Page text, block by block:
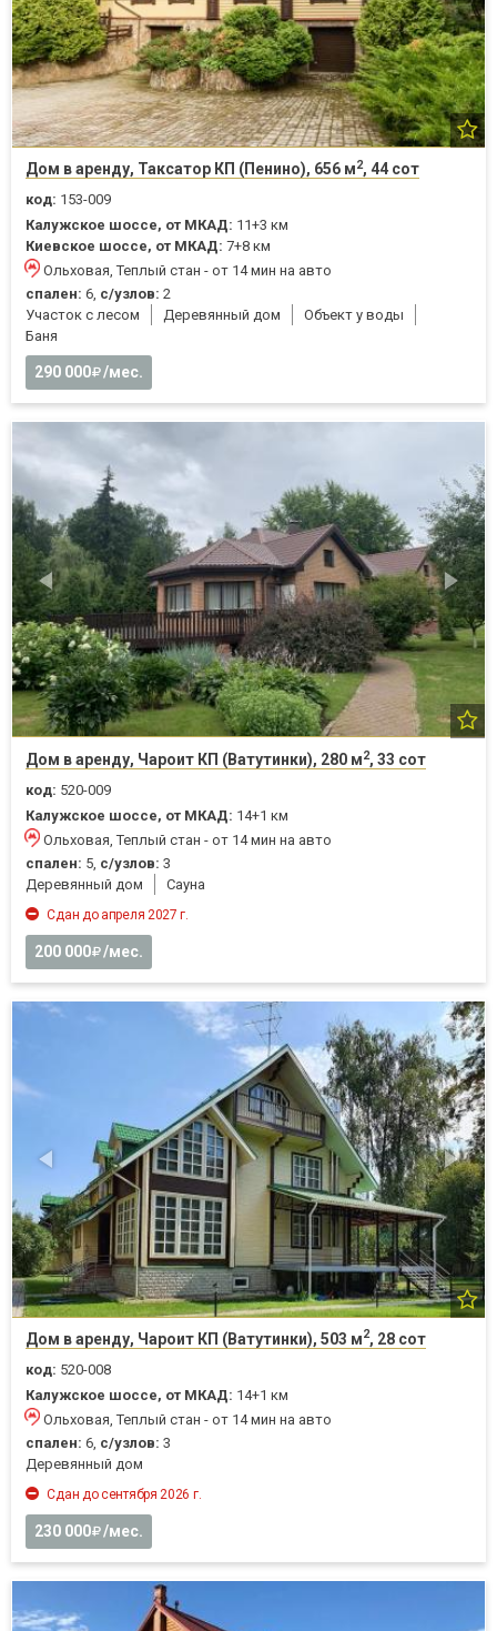
Дом в аренду, Таксатор КП (Пенино), 656 м2, 44 сот
код: 153-009
Калужское шоссе, от МКАД: 11+3 км
Киевское шоссе, от МКАД: 7+8 км
Ольховая, Теплый стан - от 14 мин на авто
спален: 6, с/узлов: 2
Участок с лесом
Деревянный дом
Объект у воды
Баня
290 000 /мес.
Дом в аренду, Чароит КП (Ватутинки), 280 м2, 33 сот
код: 520-009
Калужское шоссе, от МКАД: 14+1 км
Ольховая, Теплый стан - от 14 мин на авто
спален: 5, с/узлов: 3
Деревянный дом
Cауна
Сдан до апреля 2027 г.
200 000 /мес.
Дом в аренду, Чароит КП (Ватутинки), 503 м2, 28 сот
код: 520-008
Калужское шоссе, от МКАД: 14+1 км
Ольховая, Теплый стан - от 14 мин на авто
спален: 6, с/узлов: 3
Деревянный дом
Сдан до сентября 2026 г.
230 000 /мес.